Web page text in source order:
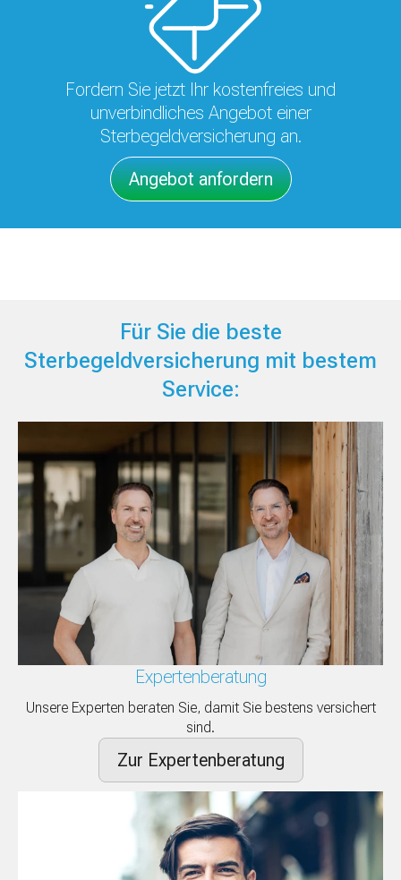
Fordern Sie jetzt Ihr kostenfreies und
unverbindliches Angebot einer
Sterbegeldversicherung an.
Angebot anfordern
Für Sie die beste
Sterbegeldversicherung mit bestem
Service:
Expertenberatung
Unsere Experten beraten Sie, damit Sie bestens versichert
sind.
Zur Expertenberatung